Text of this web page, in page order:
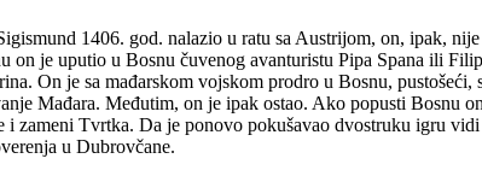
1406. god. nalazio u ratu sa Austrijom, on, ipak,
je uputio u Bosnu čuvenog avanturistu Pipa Spana ili
On je sa mađarskom vojskom prodro u Bosnu,
Mađara. Međutim, on je ipak ostao. Ako popusti Bosnu
zameni Tvrtka. Da je ponovo pokušavao dvostruku igru
u Dubrovčane.